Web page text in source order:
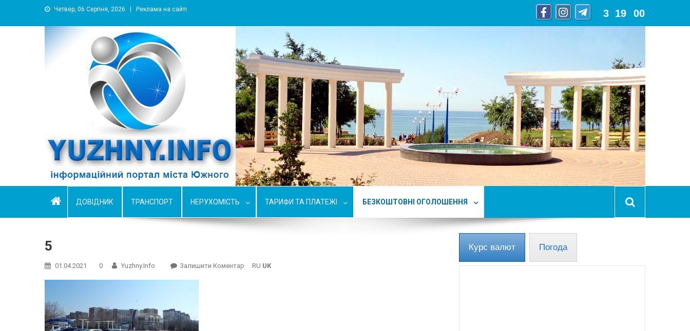
Четвер, 06 Серпня, 2026 Реклама на сайті 3 19 01
YUZHNY.INFO
информационный портал города Южный
ДОВІДНИК ТРАНСПОРТ НЕРУХОМІСТЬ ТАРИФИ ТА ПЛАТЕЖІ БЕЗКОШТОВНІ ОГОЛОШЕННЯ
5
01.04.2021 0 Yuzhny.info Залишити Коментар RU UK
Курс валют Погода